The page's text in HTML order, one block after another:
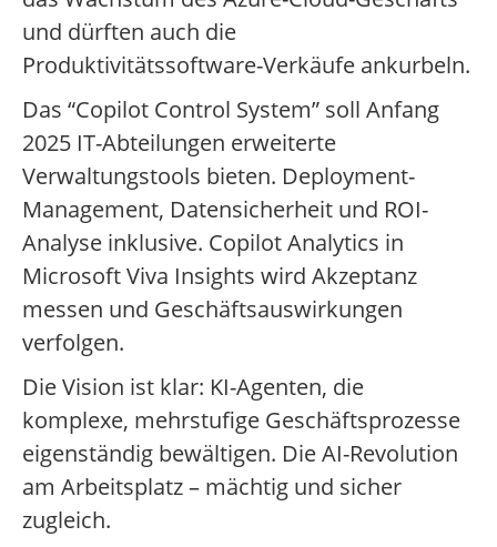
und dürften auch die
Produktivitätssoftware-Verkäufe ankurbeln.
Das “Copilot Control System” soll Anfang
2025 IT-Abteilungen erweiterte
Verwaltungstools bieten. Deployment-
Management, Datensicherheit und ROI-
Analyse inklusive. Copilot Analytics in
Microsoft Viva Insights wird Akzeptanz
messen und Geschäftsauswirkungen
verfolgen.
Die Vision ist klar: KI-Agenten, die
komplexe, mehrstufige Geschäftsprozesse
eigenständig bewältigen. Die AI-Revolution
am Arbeitsplatz – mächtig und sicher
zugleich.